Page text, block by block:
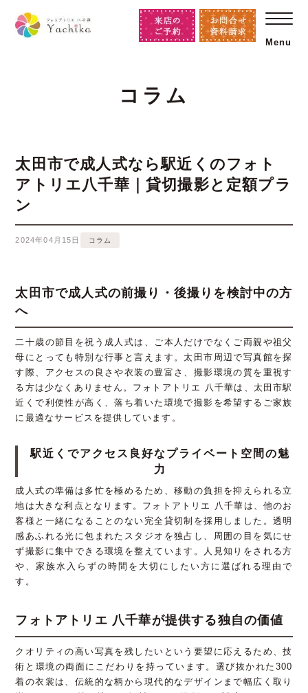
Menu
コラム
太田市で成人式なら駅近くのフォト
アトリエ八千華｜貸切撮影と定額プラ
ン
2024年04月15日 コラム
太田市で成人式の前撮り・後撮りを検討中の方
へ
二十歳の節目を祝う成人式は、ご本人だけでなくご両親や祖父
母にとっても特別な行事と言えます。太田市周辺で写真館を探
す際、アクセスの良さや衣装の豊富さ、撮影環境の質を重視す
る方は少なくありません。フォトアトリエ 八千華は、太田市駅
近くで利便性が高く、落ち着いた環境で撮影を希望するご家族
に最適なサービスを提供しています。
駅近くでアクセス良好なプライベート空間の魅
力
成人式の準備は多忙を極めるため、移動の負担を抑えられる立
地は大きな利点となります。フォトアトリエ 八千華は、他のお
客様と一緒になることのない完全貸切制を採用しました。透明
感あふれる光に包まれたスタジオを独占し、周囲の目を気にせ
ず撮影に集中できる環境を整えています。人見知りをされる方
や、家族水入らずの時間を大切にしたい方に選ばれる理由で
す。
フォトアトリエ 八千華が提供する独自の価値
クオリティの高い写真を残したいという要望に応えるため、技
術と環境の両面にこだわりを持っています。選び抜かれた300
着の衣裳は、伝統的な柄から現代的なデザインまで幅広く取り